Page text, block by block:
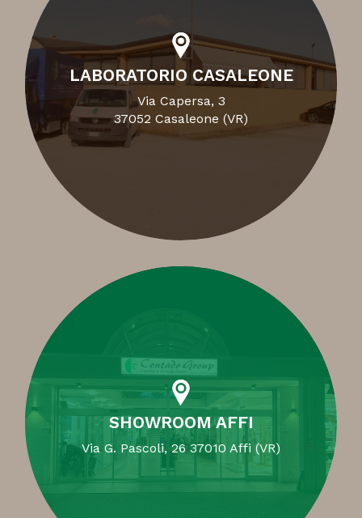
LABORATORIO CASALEONE
Via Capersa, 3
37052 Casaleone (VR)
SHOWROOM AFFI
Via G. Pascoli, 26 37010 Affi (VR)